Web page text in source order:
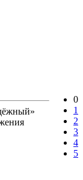
0
1
2
3
4
5